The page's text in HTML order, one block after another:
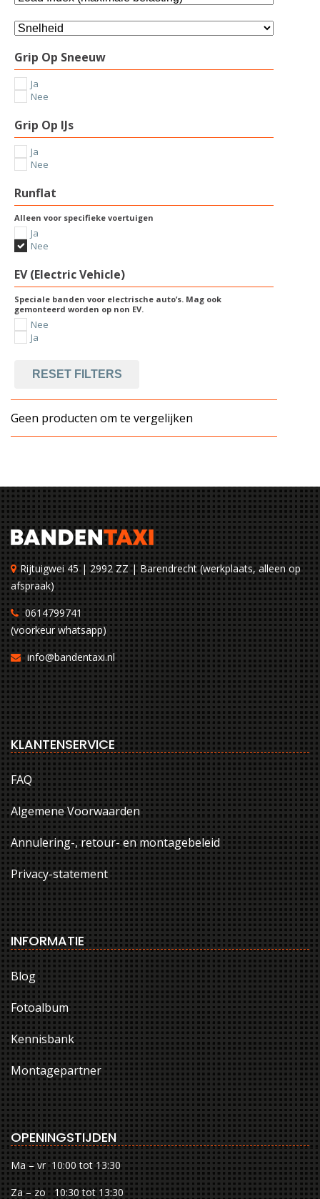
Grip Op Sneeuw
Ja
Nee
Grip Op IJs
Ja
Nee
Runflat
Alleen voor specifieke voertuigen
Ja
Nee
EV (Electric Vehicle)
Speciale banden voor electrische auto’s. Mag ook
gemonteerd worden op non EV.
Nee
Ja
RESET FILTERS
Geen producten om te vergelijken
Rijtuigwei 45 | 2992 ZZ | Barendrecht (werkplaats, alleen op
afspraak)
0614799741
(voorkeur whatsapp)
info@bandentaxi.nl
KLANTENSERVICE
FAQ
Algemene Voorwaarden
Annulering-, retour- en montagebeleid
Privacy-statement
INFORMATIE
Blog
Fotoalbum
Kennisbank
Montagepartner
OPENINGSTIJDEN
Ma – vr 10:00 tot 13:30
Za – zo 10:30 tot 13:30